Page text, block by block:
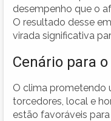
desempenho que o
O resultado desse
virada significativa
Cenário para
O clima prometendo
torcedores, local e
estão favoráveis